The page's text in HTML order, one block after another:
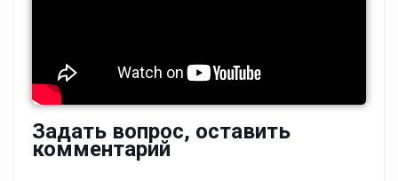
Задать вопрос, оставить
комментарий